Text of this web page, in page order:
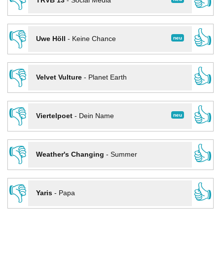
👎
neu
Uwe Höll - Keine Chance
👍
👎
Velvet Vulture- Planet Earth
👍
👎
neu
Viertelpoet- Dein Name
👍
👎
Weather's Changing - Summer
👍
👎
Yaris- Papa 👍